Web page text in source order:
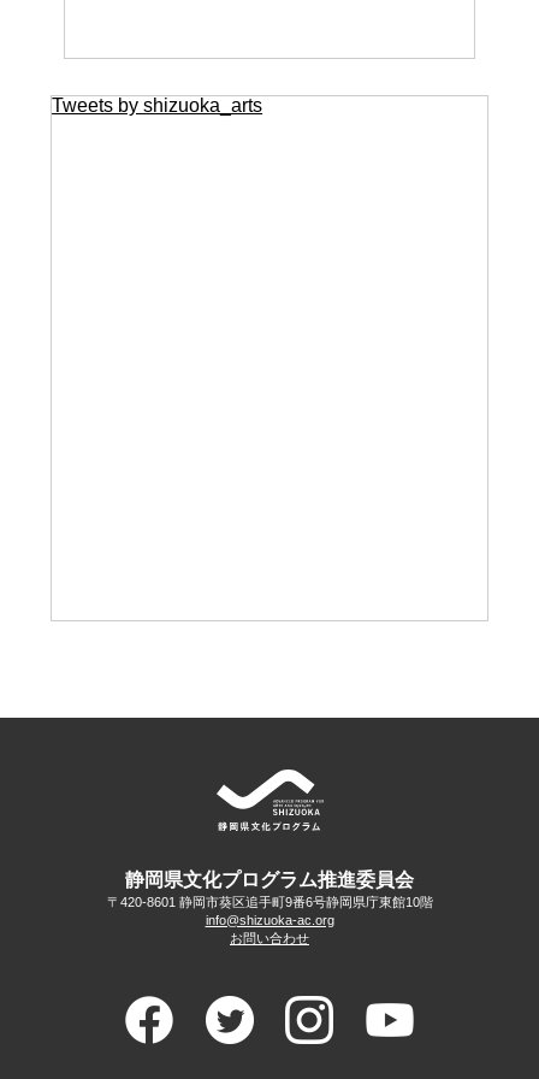
Tweets by shizuoka_arts
静岡県文化プログラム推進委員会
〒420-8601 静岡市葵区追手町9番6号静岡県庁東館10階
info@shizuoka-ac.org
お問い合わせ